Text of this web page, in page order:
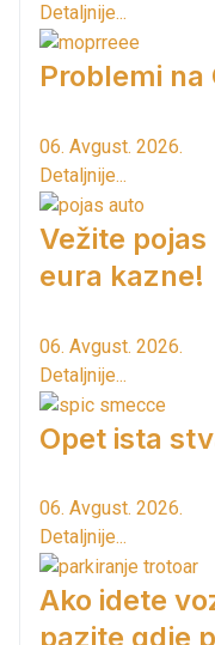
Detaljnije...
Problemi na
06. Avgust. 2026.
Detaljnije...
Vežite
eura kazne!
06. Avgust. 2026.
Detaljnije...
Opet ista
06. Avgust. 2026.
Detaljnije...
Ako idete
pazite gdje